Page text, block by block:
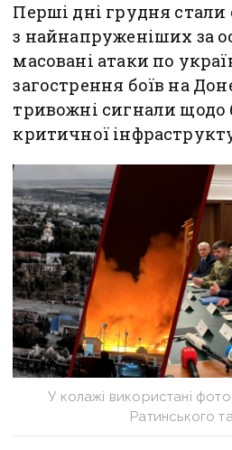
Перші дні грудня
з найнапруженіших за
масовані атаки по
загострення боїв на
тривожні сигнали щодо
критичної
У колажі використані
Ратинського